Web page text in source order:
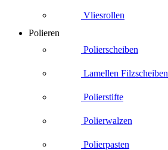
Vliesrollen
Polieren
Polierscheiben
Lamellen Filzscheiben
Polierstifte
Polierwalzen
Polierpasten